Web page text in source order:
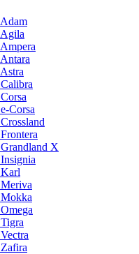
Corsa
X